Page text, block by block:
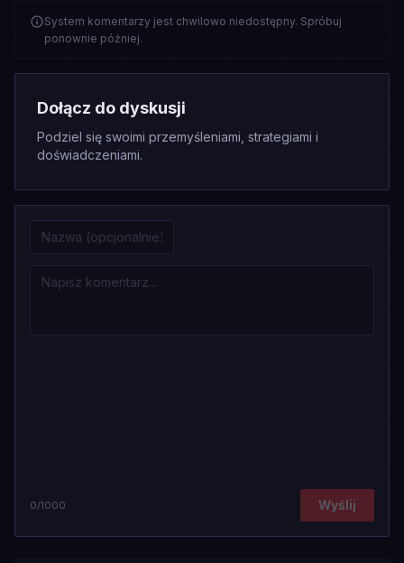
System komentarzy jest chwilowo niedostępny. Spróbuj
ponownie później.
Dołącz do dyskusji
Podziel się swoimi przemyśleniami, strategiami i
doświadczeniami.
0/1000 Wyślij